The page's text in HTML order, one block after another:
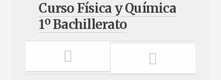
Curso Física y Química
1º Bachillerato